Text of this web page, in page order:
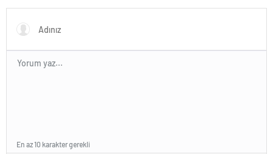
En az 10 karakter gerekli